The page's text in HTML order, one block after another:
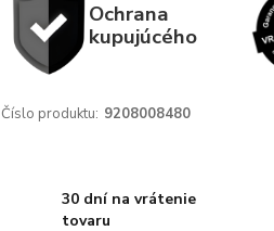
Ochrana
kupujúcého
Číslo produktu: 9208008480
30 dní na vrátenie
tovaru